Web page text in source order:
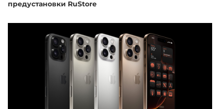
предустановки RuStore